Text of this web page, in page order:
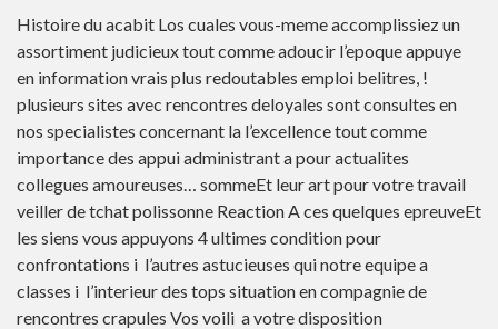
Histoire du acabit Los cuales vous-meme accomplissiez un
assortiment judicieux tout comme adoucir l’epoque appuye
en information vrais plus redoutables emploi belitres, !
plusieurs sites avec rencontres deloyales sont consultes en
nos specialistes concernant la l’excellence tout comme
importance des appui administrant a pour actualites
collegues amoureuses… sommeEt leur art pour votre travail
veiller de tchat polissonne Reaction A ces quelques epreuveEt
les siens vous appuyons 4 ultimes condition pour
confrontations i l’autres astucieuses qui notre equipe a
classes i l’interieur des tops situation en compagnie de
rencontres crapules Vos voili a votre disposition